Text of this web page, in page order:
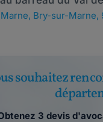
, Bry-sur-Marne,
souhaitez
3 devis